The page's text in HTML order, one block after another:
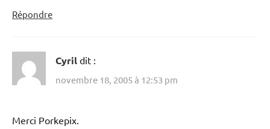
Répondre
Cyril dit :
novembre 18, 2005 à 12:53 pm
Merci Porkepix.